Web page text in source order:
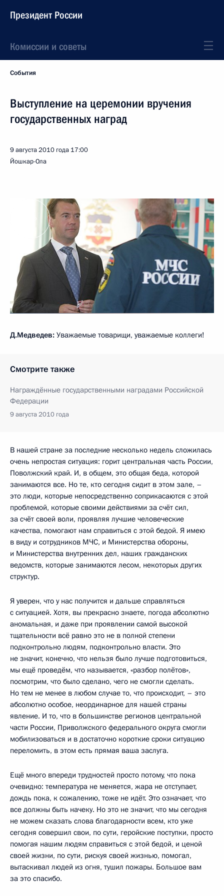
Президент России
Комиссии и советы
События
Выступление на церемонии вручения
государственных наград
9 августа 2010 года 17:00
Йошкар-Ола
Д.Медведев: Уважаемые товарищи, уважаемые коллеги!
Смотрите также
Награждённые государственными наградами Российской
Федерации
9 августа 2010 года
В нашей стране за последние несколько недель сложилась
очень непростая ситуация: горит центральная часть России,
Поволжский край. И, в общем, это общая беда, которой
занимаются все. Но те, кто сегодня сидит в этом зале, –
это люди, которые непосредственно соприкасаются с этой
проблемой, которые своими действиями за счёт сил,
за счёт своей воли, проявляя лучшие человеческие
качества, помогают нам справиться с этой бедой. Я имею
в виду и сотрудников МЧС, и Министерства обороны,
и Министерства внутренних дел, наших гражданских
ведомств, которые занимаются лесом, некоторых других
структур.
Я уверен, что у нас получится и дальше справляться
с ситуацией. Хотя, вы прекрасно знаете, погода абсолютно
аномальная, и даже при проявлении самой высокой
тщательности всё равно это не в полной степени
подконтрольно людям, подконтрольно власти. Это
не значит, конечно, что нельзя было лучше подготовиться,
мы ещё проведём, что называется, «разбор полётов»,
посмотрим, что было сделано, чего не смогли сделать.
Но тем не менее в любом случае то, что происходит, – это
абсолютно особое, неординарное для нашей страны
явление. И то, что в большинстве регионов центральной
части России, Приволжского федерального округа смогли
мобилизоваться и в достаточно короткие сроки ситуацию
переломить, в этом есть прямая ваша заслуга.
Ещё много впереди трудностей просто потому, что пока
очевидно: температура не меняется, жара не отступает,
дождь пока, к сожалению, тоже не идёт. Это означает, что
все должны быть начеку. Но это не значит, что мы сегодня
не можем сказать слова благодарности всем, кто уже
сегодня совершил свои, по сути, геройские поступки, просто
помогая нашим людям справиться с этой бедой, и ценой
своей жизни, по сути, рискуя своей жизнью, помогал,
вытаскивал людей из огня, тушил пожары. Большое вам
за это спасибо.